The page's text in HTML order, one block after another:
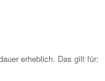
erheblich. Das gilt für: